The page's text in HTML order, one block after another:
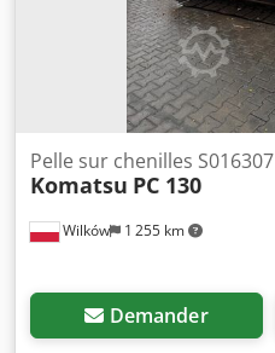
Wilków 1 255 km
Pelle sur chenilles S016307
Komatsu PC 130
Demander